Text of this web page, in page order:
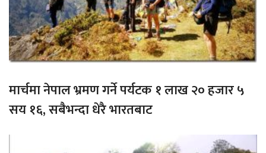
मार्चमा नेपाल भ्रमण गर्ने पर्यटक १ लाख २० हजार ५
सय १६, सबैभन्दा धेरै भारतबाट